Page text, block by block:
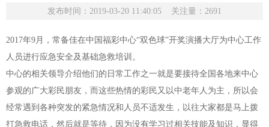
发布时间：2019-03-20 11:40:05 关注量：2691
2017年9月，常备佳在中国福彩中心“双色球”开奖演播大厅为中心工作
人员进行应急安全及基础急救培训。
中心的相关领导介绍他们的日常工作之一就是要接待全国各地来中心
参观的广大彩民朋友，而这些热情的彩民又以中老年人为主，所以会
经常遇到各种突发的紧急情况和人员不适发生，以往大家都是马上拨
打急救电话，然后就是等待，因为没有学习过相关技能及知识，显得